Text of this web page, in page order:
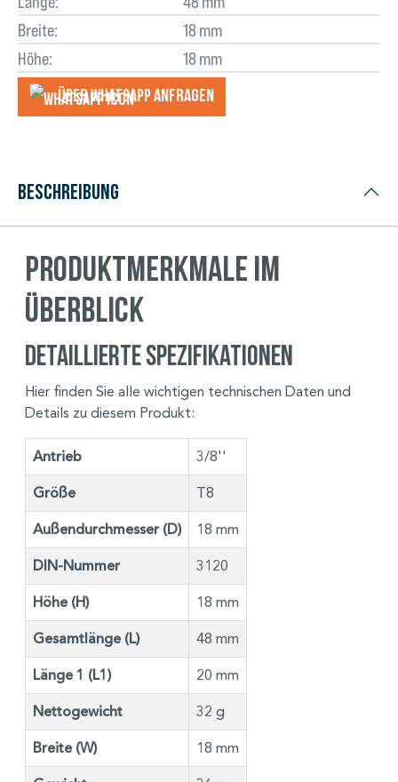
Breite:
18 mm
Höhe:
18 mm
Über WhatsApp anfragеn
Beschreibung
Produktmerkmale im
Überblick
Detaillierte Spezifikationen
Hier finden Sie alle wichtigen technischen Daten und
Details zu diesem Produkt:
Antrieb 3/8''
Größe T8
Außendurchmesser (D) 18 mm
DIN-Nummer 3120
Höhe (H) 18 mm
Gesamtlänge (L) 48 mm
Länge 1 (L1) 20 mm
Nettogewicht 32 g
Breite (W) 18 mm